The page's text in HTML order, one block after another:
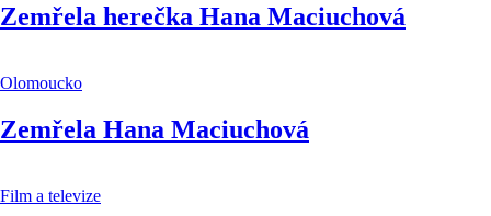
Zemřela herečka Hana Maciuchová
Olomoucko
Zemřela Hana Maciuchová
Film a televize